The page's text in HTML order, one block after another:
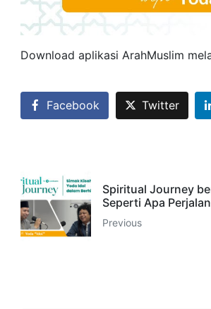
Download aplikasi ArahMuslim
Facebook Twitter
Spiritual Journey
Seperti Apa
Previous